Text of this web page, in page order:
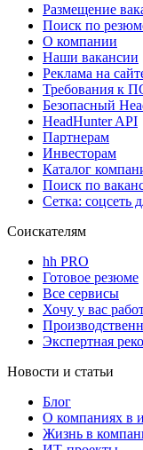
Размещение
Поиск по
О компании
Наши вакансии
Реклама на
Требования к
Безопасный
HeadHunter API
Партнерам
Инвесторам
Каталог
Поиск по
Сетка: соцсеть
Соискателям
hh PRO
Готовое резюме
Все сервисы
Хочу у вас
Экспертная
Новости и статьи
Блог
О компаниях в
Жизнь в